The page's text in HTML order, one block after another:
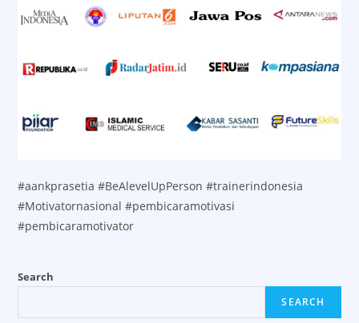
#aankprasetia #BeAlevelUpPerson #trainerindonesia
#Motivatornasional #pembicaramotivasi
#pembicaramotivator
Search
SEARCH